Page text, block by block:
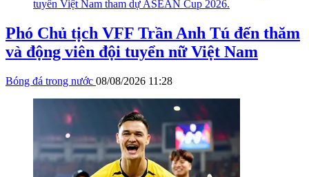
Phó Chủ tịch VFF Trần Anh Tú đến thăm
và động viên đội tuyển nữ Việt Nam
Bóng đá trong nước 08/08/2026 11:28